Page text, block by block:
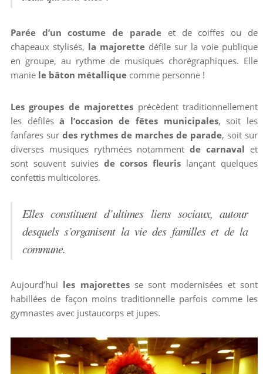
Parée d’un costume de parade et de coiffes ou de
chapeaux stylisés, la majorettedéfile sur la voie publique
en groupe, au rythme de musiques chorégraphiques. Elle
maniele bâton métalliquecomme personne !
Les groupes de majorettes précèdent traditionnellement
les défilésà l’occasion de fêtes municipales, soit les
fanfares sur des rythmes de marches de parade, soit sur
diverses musiques rythmées notammentde carnaval et
sont souvent suivies de corsos fleuris lançant quelques
confettis multicolores.
Elles constituent d’ultimes liens sociaux, autour
desquels s’organisent la vie des familles et de la
commune.
Aujourd’hui les majorettesse sont modernisées et sont
habillées de façon moins traditionnelle parfois comme les
gymnastes avec justaucorps et jupes.